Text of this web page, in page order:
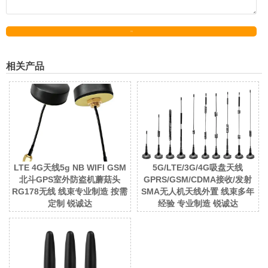
相关产品
LTE 4G天线5g NB WIFI GSM
北斗GPS室外防盗机蘑菇头
RG178无线 线束专业制造 按需
定制 锐诚达
5G/LTE/3G/4G吸盘天线
GPRS/GSM/CDMA接收/发射
SMA无人机天线外置 线束多年
经验 专业制造 锐诚达